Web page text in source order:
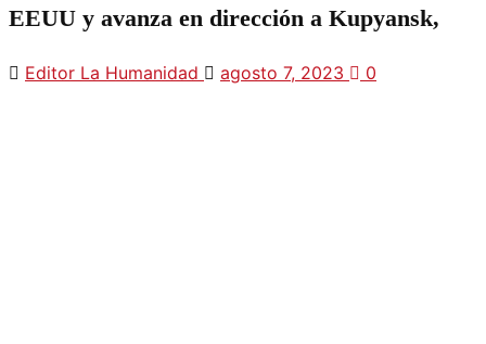
EEUU y avanza en dirección a Kupyansk,
Editor La Humanidad agosto 7, 2023 0